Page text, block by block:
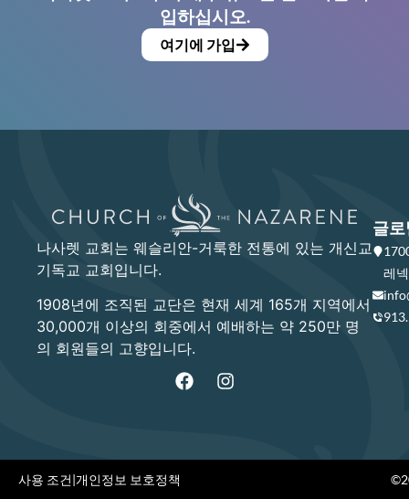
입하십시오.
여기에 가입
나사렛 교회는 웨슬리안-거룩한 전통에 있는 개신교
기독교 교회입니다.
1908년에 조직된 교단은 현재 세계 165개 지역에서
30,000개 이상의 회중에서 예배하는 약 250만 명
의 회원들의 고향입니다.
글로
레
사용 조건 개인정보 보호정책